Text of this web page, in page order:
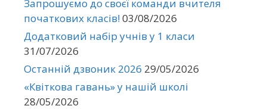
Запрошуємо до своєї команди вчителя
початкових класів!03/08/2026
Додатковий набір учнів у 1 класи
31/07/2026
Останній дзвоник 2026 29/05/2026
«Квіткова гавань» у нашій школі
28/05/2026